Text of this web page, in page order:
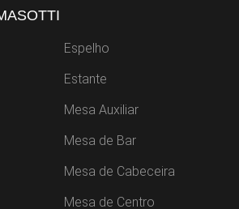
Espelho
Estante
Mesa Auxiliar
Mesa de Bar
Mesa de Cabeceira
Mesa de Centro